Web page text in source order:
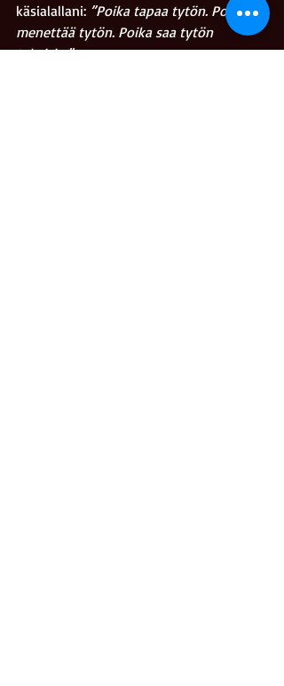
käsialallani: ”Poika tapaa tytön. Poika
menettää tytön. Poika saa tytön
takaisin.”